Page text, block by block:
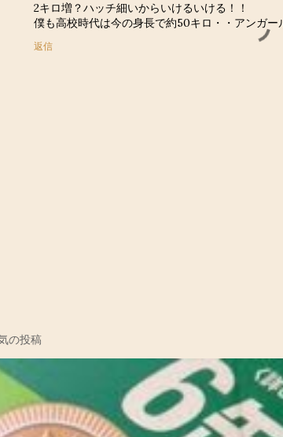
2キロ増？ハッチ細いからいけるいける！！
僕も高校時代は今の身長で約50キロ・・アンガー
返信
の投稿